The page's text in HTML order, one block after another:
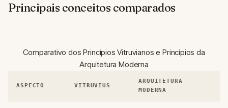
Principais conceitos comparados
Comparativo dos Princípios Vitruvianos e Princípios da
Arquitetura Moderna
ASPECTO VITRUVIUS
ARQUITETURA
MODERNA